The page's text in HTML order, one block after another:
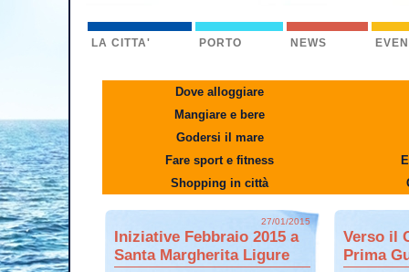
LA CITTA' PORTO NEWS
Dove alloggiare
Mangiare e bere
Godersi il mare
Fare sport e fitness
Shopping in città
27/01/2015
Iniziative Febbraio 2015 a
Santa Margherita Ligure
Verso il
Prima